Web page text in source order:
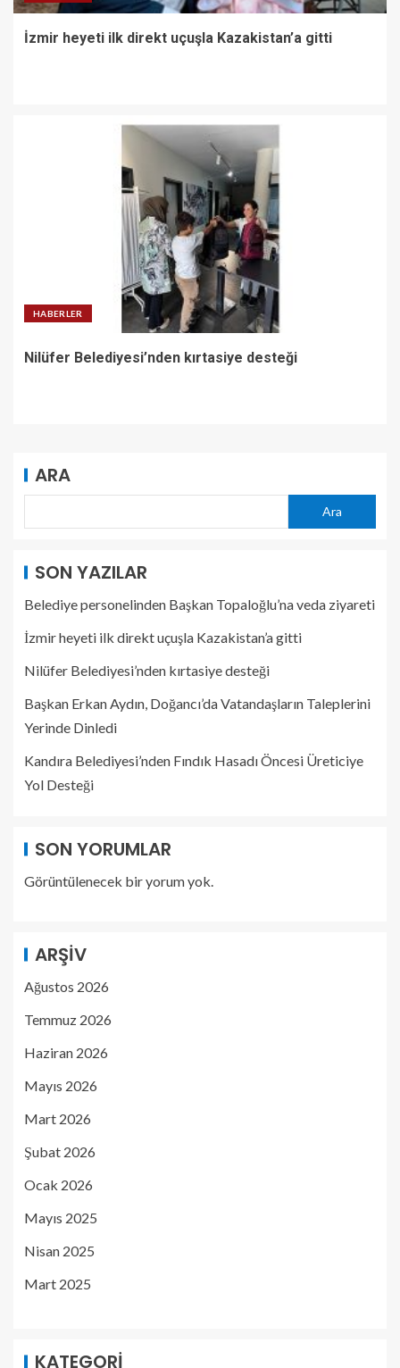
İzmir heyeti ilk direkt uçuşla Kazakistan’a gitti
HABERLER
Nilüfer Belediyesi’nden kırtasiye desteği
ARA
Ara
SON YAZILAR
Belediye personelinden Başkan Topaloğlu’na veda ziyareti
İzmir heyeti ilk direkt uçuşla Kazakistan’a gitti
Nilüfer Belediyesi’nden kırtasiye desteği
Başkan Erkan Aydın, Doğancı’da Vatandaşların Taleplerini
Yerinde Dinledi
Kandıra Belediyesi’nden Fındık Hasadı Öncesi Üreticiye
Yol Desteği
SON YORUMLAR
Görüntülenecek bir yorum yok.
ARŞIV
Ağustos 2026
Temmuz 2026
Haziran 2026
Mayıs 2026
Mart 2026
Şubat 2026
Ocak 2026
Mayıs 2025
Nisan 2025
Mart 2025
KATEGORI